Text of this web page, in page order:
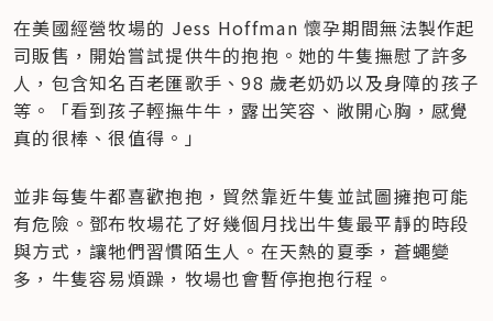
在美國經營牧場的 Jess Hoffman 懷孕期間無法製作起
司販售，開始嘗試提供牛的抱抱。她的牛隻撫慰了許多
人，包含知名百老匯歌手、98 歲老奶奶以及身障的孩子
等。「看到孩子輕撫牛牛，露出笑容、敞開心胸，感覺
真的很棒、很值得。」
並非每隻牛都喜歡抱抱，貿然靠近牛隻並試圖擁抱可能
有危險。鄧布牧場花了好幾個月找出牛隻最平靜的時段
與方式，讓牠們習慣陌生人。在天熱的夏季，蒼蠅變
多，牛隻容易煩躁，牧場也會暫停抱抱行程。